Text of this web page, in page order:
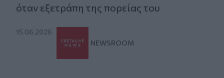
όταν εξετράπη της πορείας του
15.06.2026
NEWSROOM